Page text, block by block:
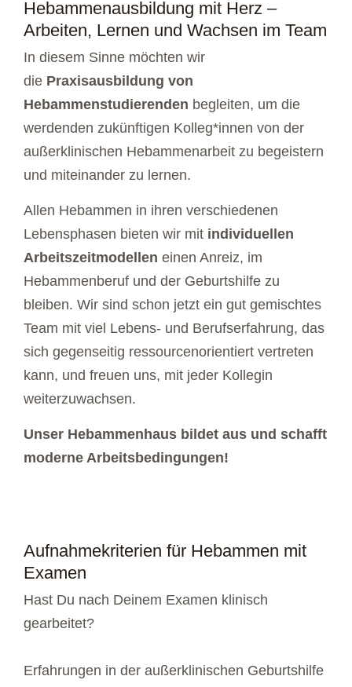
Hebammenausbildung mit Herz –
Arbeiten, Lernen und Wachsen im Team
In diesem Sinne möchten wir
die Praxisausbildung von
Hebammenstudierenden begleiten, um die
werdenden zukünftigen Kolleg*innen von der
außerklinischen Hebammenarbeit zu begeistern
und miteinander zu lernen.
Allen Hebammen in ihren verschiedenen
Lebensphasen bieten wir mit individuellen
Arbeitszeitmodellen einen Anreiz, im
Hebammenberuf und der Geburtshilfe zu
bleiben. Wir sind schon jetzt ein gut gemischtes
Team mit viel Lebens- und Berufserfahrung, das
sich gegenseitig ressourcenorientiert vertreten
kann, und freuen uns, mit jeder Kollegin
weiterzuwachsen.
Unser Hebammenhaus bildet aus und schafft
moderne Arbeitsbedingungen!
Aufnahmekriterien für Hebammen mit
Examen
Hast Du nach Deinem Examen klinisch
gearbeitet?
Erfahrungen in der außerklinischen Geburtshilfe